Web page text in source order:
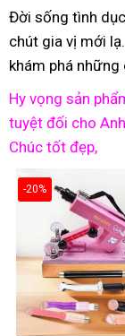
Đời sống tình
chút gia vị mới
khám phá những
Hy vọng sản
tuyệt đối cho
Chúc tốt đẹp,
-20%